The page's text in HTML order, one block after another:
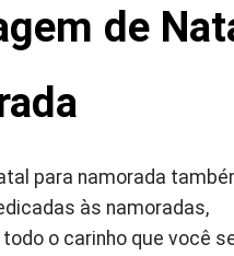
de
para namorada
às namoradas,
o carinho que você